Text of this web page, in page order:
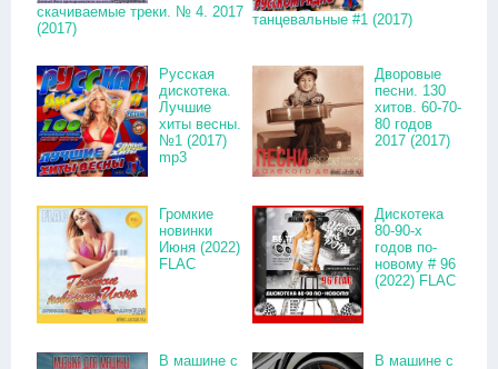
скачиваемые треки. № 4. 2017
(2017)
танцевальные #1 (2017)
Русская
дискотека.
Лучшие
хиты весны.
№1 (2017)
mp3
Дворовые
песни. 130
хитов. 60-70-
80 годов
2017 (2017)
Громкие
новинки
Июня (2022)
FLAC
Дискотека
80-90-х
годов по-
новому # 96
(2022) FLAC
В машине с В машине с